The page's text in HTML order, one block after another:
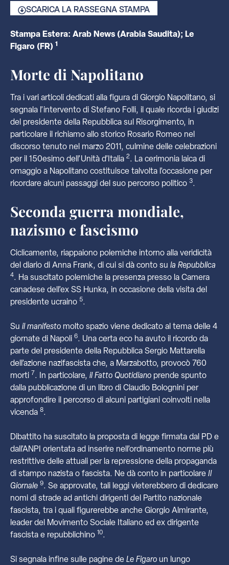
SCARICA LA RASSEGNA STAMPA
Stampa Estera: Arab News (Arabia Saudita); Le
Figaro (FR) 1
Morte di Napolitano
Tra i vari articoli dedicati alla figura di Giorgio Napolitano, si
segnala l’intervento di Stefano Folli, il quale ricorda i giudizi
del presidente della Repubblica sul Risorgimento, in
particolare il richiamo allo storico Rosario Romeo nel
discorso tenuto nel marzo 2011, culmine delle celebrazioni
per il 150esimo dell’Unità d’Italia 2. La cerimonia laica di
omaggio a Napolitano costituisce talvolta l’occasione per
ricordare alcuni passaggi del suo percorso politico 3.
Seconda guerra mondiale,
nazismo e fascismo
Ciclicamente, riappaiono polemiche intorno alla veridicità
del diario di Anna Frank, di cui si dà conto su la Repubblica
4. Ha suscitato polemiche la presenza presso la Camera
canadese dell’ex SS Hunka, in occasione della visita del
presidente ucraino 5.
Su il manifesto molto spazio viene dedicato al tema delle 4
giornate di Napoli 6. Una certa eco ha avuto il ricordo da
parte del presidente della Repubblica Sergio Mattarella
dell’azione nazifascista che, a Marzabotto, provocò 760
morti 7. In particolare, il Fatto Quotidiano prende spunto
dalla pubblicazione di un libro di Claudio Bolognini per
approfondire il percorso di alcuni partigiani coinvolti nella
vicenda 8.
Dibattito ha suscitato la proposta di legge firmata dal PD e
dall’ANPI orientata ad inserire nell’ordinamento norme più
restrittive delle attuali per la repressione della propaganda
di stampo nazista o fascista. Ne dà conto in particolare Il
Giornale 9. Se approvate, tali leggi vieterebbero di dedicare
nomi di strade ad antichi dirigenti del Partito nazionale
fascista, tra i quali figurerebbe anche Giorgio Almirante,
leader del Movimento Sociale Italiano ed ex dirigente
fascista e repubblichino 10.
Si segnala infine sulle pagine de Le Figaro un lungo